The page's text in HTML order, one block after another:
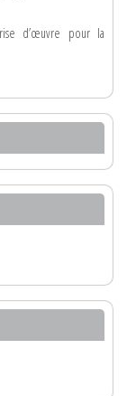
d’œuvre pour la